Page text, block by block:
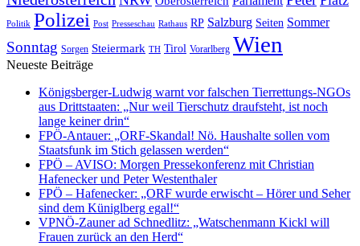
Politik Polizei Post Presseschau Rathaus RP Salzburg Seiten Sommer
Sonntag Sorgen Steiermark TH Tirol Vorarlberg Wien
Neueste Beiträge
Königsberger-Ludwig warnt vor falschen Tierrettungs-NGOs
aus Drittstaaten: „Nur weil Tierschutz draufsteht, ist noch
lange keiner drin“
FPÖ-Antauer: „ORF-Skandal! Nö. Haushalte sollen vom
Staatsfunk im Stich gelassen werden“
FPÖ – AVISO: Morgen Pressekonferenz mit Christian
Hafenecker und Peter Westenthaler
FPÖ – Hafenecker: „ORF wurde erwischt – Hörer und Seher
sind dem Küniglberg egal!“
VPNÖ-Zauner ad Schnedlitz: „Watschenmann Kickl will
Frauen zurück an den Herd“